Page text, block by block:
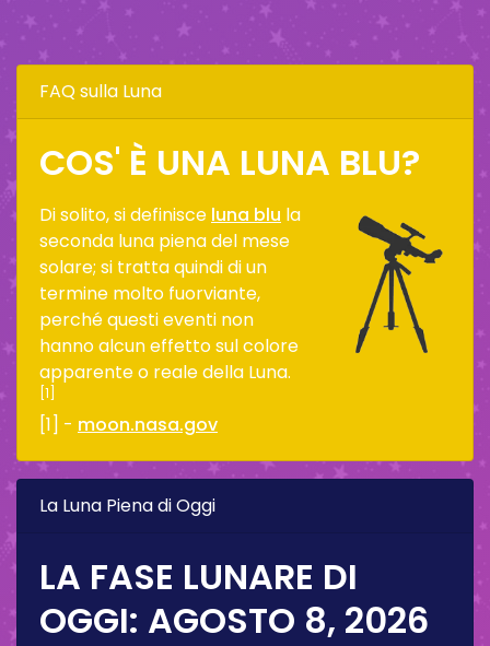
FAQ sulla Luna
COS' È UNA LUNA BLU?
Di solito, si definisce luna blu la
seconda luna piena del mese
solare; si tratta quindi di un
termine molto fuorviante,
perché questi eventi non
hanno alcun effetto sul colore
apparente o reale della Luna.
[1]
[1] - moon.nasa.gov
La Luna Piena di Oggi
LA FASE LUNARE DI
OGGI: AGOSTO 8, 2026